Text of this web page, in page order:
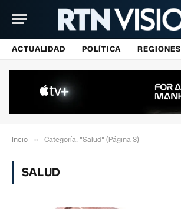
ACTUALIDAD POLÍTICA REGIONES
Incio » Categoría: "Salud" (Página 3)
SALUD